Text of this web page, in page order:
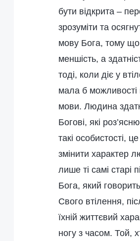
бути відкрита –
зрозуміти та
мову Бога, тому
меншість, а
тоді, коли діє у
мала б можливості
мови. Людина
Богові, які
такі особистості,
змінити характер
лише ті самі старі
Бога, який
Свого втілення,
їхній життєвий
ногу з часом. Той,